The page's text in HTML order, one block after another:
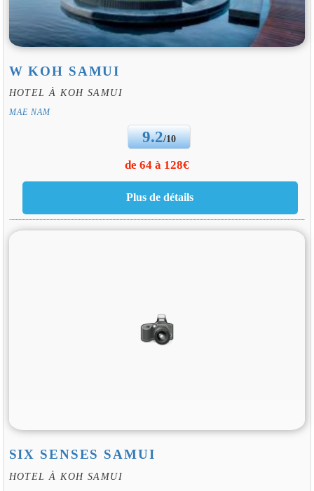
W KOH SAMUI
HOTEL À KOH SAMUI
MAE NAM
9.2/10
de 64 à 128€
SIX SENSES SAMUI
HOTEL À KOH SAMUI